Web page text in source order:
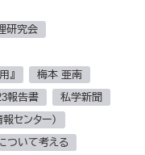
研究会
』
梅本 亜南
報告書
私学新聞
センター）
ついて考える